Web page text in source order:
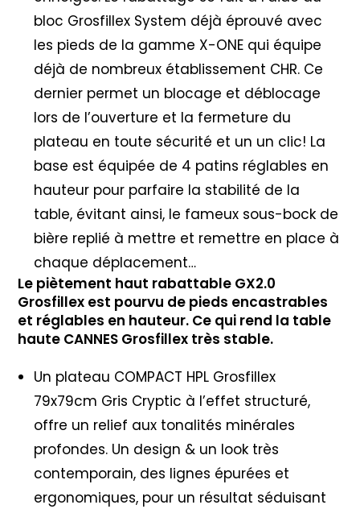
bloc Grosfillex System déjà éprouvé avec
les pieds de la gamme X-ONE qui équipe
déjà de nombreux établissement CHR. Ce
dernier permet un blocage et déblocage
lors de l’ouverture et la fermeture du
plateau en toute sécurité et un un clic! La
base est équipée de 4 patins réglables en
hauteur pour parfaire la stabilité de la
table, évitant ainsi, le fameux sous-bock de
bière replié à mettre et remettre en place à
chaque déplacement…
Le piètement haut rabattable GX2.0
Grosfillex est pourvu de pieds encastrables
et réglables en hauteur. Ce qui rend la table
haute CANNES Grosfillex très stable.
Un plateau COMPACT HPL Grosfillex
79x79cm Gris Cryptic à l’effet structuré,
offre un relief aux tonalités minérales
profondes. Un design & un look très
contemporain, des lignes épurées et
ergonomiques, pour un résultat séduisant